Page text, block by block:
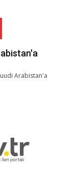
Arabistan'a